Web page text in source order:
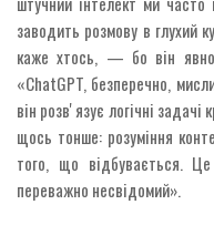
заводить розмову в глухий
каже хтось, — бо він явно
«ChatGPT, безперечно,
він розвʼязує логічні
щось тонше: розуміння
того, що відбувається.
переважно несвідомий».